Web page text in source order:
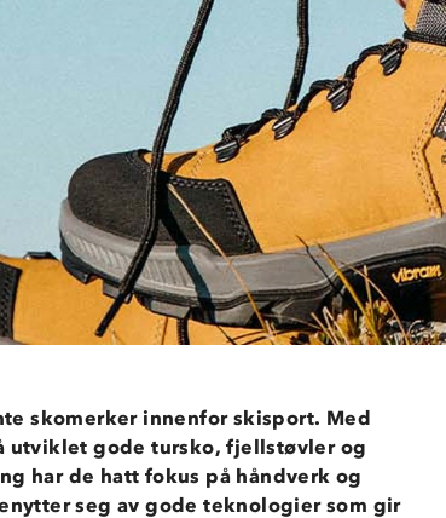
skomerker innenfor skisport. Med
utviklet gode tursko, fjellstøvler og
har de hatt fokus på håndverk og
seg av gode teknologier som gir